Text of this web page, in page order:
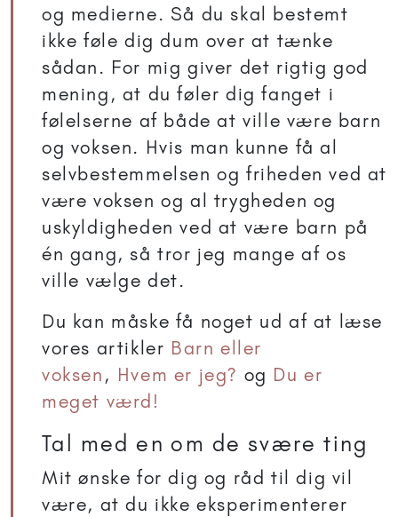
og medierne. Så du skal bestemt
ikke føle dig dum over at tænke
sådan. For mig giver det rigtig god
mening, at du føler dig fanget i
følelserne af både at ville være barn
og voksen. Hvis man kunne få al
selvbestemmelsen og friheden ved at
være voksen og al trygheden og
uskyldigheden ved at være barn på
én gang, så tror jeg mange af os
ville vælge det.
Du kan måske få noget ud af at læse
vores artikler Barn eller
voksen , Hvem er jeg? og Du er
meget værd!
Tal med en om de svære ting
Mit ønske for dig og råd til dig vil
være, at du ikke eksperimenterer